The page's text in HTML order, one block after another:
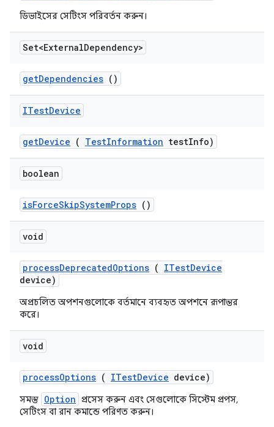
ডিভাইসের সেটিংস পরিবর্তন করুন।
Set<ExternalDependency>
getDependencies ()
ITestDevice
getDevice ( TestInformation testInfo)
boolean
isForceSkipSystemProps ()
void
processDeprecatedOptions ( ITestDevice
device)
অপ্রচলিত অপশনগুলোকে বর্তমানে ব্যবহৃত অপশনে রূপান্তর
করে।
void
processOptions ( ITestDevice device)
সমস্ত Option প্রসেস করুন এবং সেগুলোকে সিস্টেম প্রপস,
সেটিংস বা রান কমান্ডে পরিণত করুন।